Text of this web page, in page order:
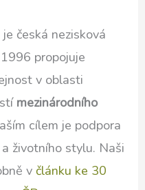
je česká nezisková
propojuje
v oblasti
mezinárodního
cílem je podpora
životního stylu. Naši
včlánku ke 30